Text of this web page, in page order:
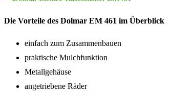
Die Vorteile des Dolmar EM 461 im Überblick
einfach zum Zusammenbauen
praktische Mulchfunktion
Metallgehäuse
angetriebene Räder